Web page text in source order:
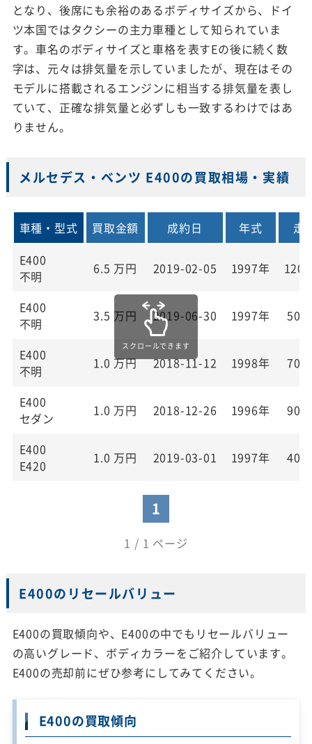
となり、後席にも余裕のあるボディサイズから、ドイ
ツ本国ではタクシーの主力車種として知られていま
す。車名のボディサイズと車格を表すEの後に続く数
字は、元々は排気量を示していましたが、現在はその
モデルに搭載されるエンジンに相当する排気量を表し
ていて、正確な排気量と必ずしも一致するわけではあ
りません。
メルセデス・ベンツ E400の買取相場・実績
車種・型式 買取金額 成約日 年式
走
E400
不明
6.5 万円 2019-02-05 1997年
E400
不明
3.5 万円 2019-06-30 1997年
E400
不明
1.0 万円 2018-11-12 1998年
E400
セダン
1.0 万円 2018-12-26 1996年
E400
E420
1.0 万円 2019-03-01 1997年
1
1 / 1 ページ
E400のリセールバリュー
E400の買取傾向や、E400の中でもリセールバリュー
の高いグレード、ボディカラーをご紹介しています。
E400の売却前にぜひ参考にしてみてください。
E400の買取傾向